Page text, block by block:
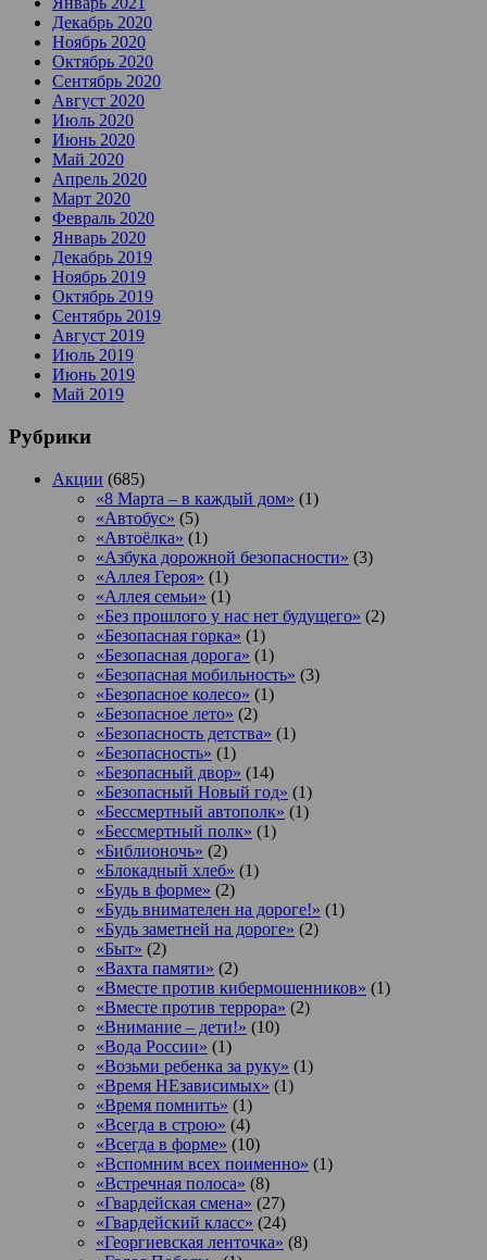
Декабрь 2020
Ноябрь 2020
Октябрь 2020
Сентябрь 2020
Август 2020
Июль 2020
Июнь 2020
Май 2020
Апрель 2020
Март 2020
Февраль 2020
Январь 2020
Декабрь 2019
Ноябрь 2019
Октябрь 2019
Сентябрь 2019
Август 2019
Июль 2019
Июнь 2019
Май 2019
Рубрики
Акции (685)
«8 Марта – в каждый дом» (1)
«Автобус» (5)
«Автоёлка» (1)
«Азбука дорожной безопасности» (3)
«Аллея Героя» (1)
«Аллея семьи» (1)
«Без прошлого у нас нет будущего» (2)
«Безопасная горка» (1)
«Безопасная дорога» (1)
«Безопасная мобильность» (3)
«Безопасное колесо» (1)
«Безопасное лето» (2)
«Безопасность детства» (1)
«Безопасность» (1)
«Безопасный двор» (14)
«Безопасный Новый год» (1)
«Бессмертный автополк» (1)
«Бессмертный полк» (1)
«Библионочь» (2)
«Блокадный хлеб» (1)
«Будь в форме» (2)
«Будь внимателен на дороге!» (1)
«Будь заметней на дороге» (2)
«Быт» (2)
«Вахта памяти» (2)
«Вместе против кибермошенников» (1)
«Вместе против террора» (2)
«Внимание – дети!» (10)
«Вода России» (1)
«Возьми ребенка за руку» (1)
«Время НЕзависимых» (1)
«Время помнить» (1)
«Всегда в строю» (4)
«Всегда в форме» (10)
«Вспомним всех поименно» (1)
«Встречная полоса» (8)
«Гвардейская смена» (27)
«Гвардейский класс» (24)
«Георгиевская ленточка» (8)